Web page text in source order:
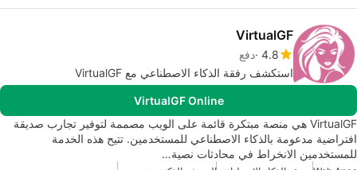
VirtualGF
4.8 دفع
استكشف رفقة الذكاء الاصطناعي مع VirtualGF
VirtualGF Online
VirtualGF هي منصة مبتكرة قائمة على الويب مصممة لتوفير تجارب صديقة
افتراضية مدعومة بالذكاء الاصطناعي للمستخدمين. تتيح هذه الخدمة
للمستخدمين الانخراط في محادثات نصية…